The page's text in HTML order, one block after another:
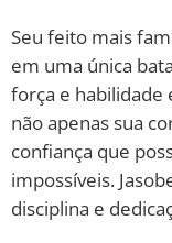
Seu feito mais
em uma única
força e habilidade
não apenas sua
confiança que
impossíveis.
disciplina e